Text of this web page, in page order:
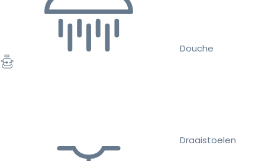
Douche
Draaistoelen